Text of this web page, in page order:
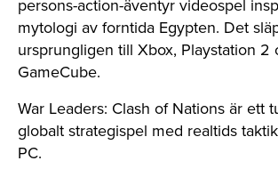
persons-action-äventyr videospel
mytologi av forntida Egypten. Det
ursprungligen till Xbox, Playstation 2
GameCube.
War Leaders: Clash of Nations är ett
globalt strategispel med realtids
PC.